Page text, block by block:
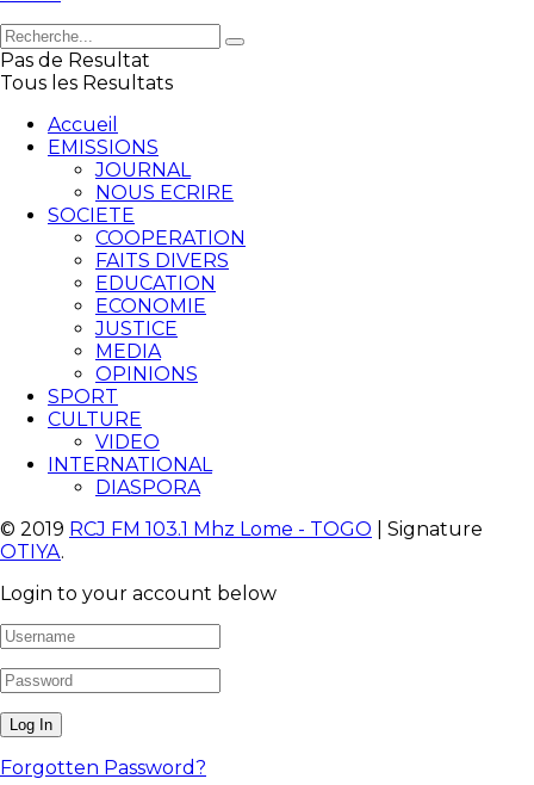
Pas de Resultat
Tous les Resultats
Accueil
EMISSIONS
JOURNAL
NOUS ECRIRE
SOCIETE
COOPERATION
FAITS DIVERS
EDUCATION
ECONOMIE
JUSTICE
MEDIA
OPINIONS
SPORT
CULTURE
VIDEO
INTERNATIONAL
DIASPORA
© 2019 RCJ FM 103.1 Mhz Lome - TOGO | Signature
OTIYA.
Login to your account below
Forgotten Password?